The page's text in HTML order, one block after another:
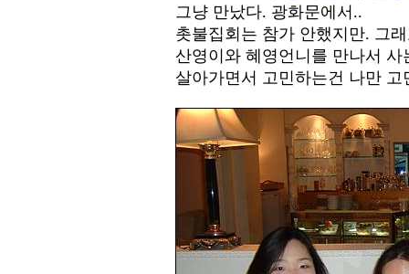
그냥 만났다. 광화문에서..
촛불집회는 참가 안했지만. 그
산영이와 혜영언니를 만나서
살아가면서 고민하는건 나만